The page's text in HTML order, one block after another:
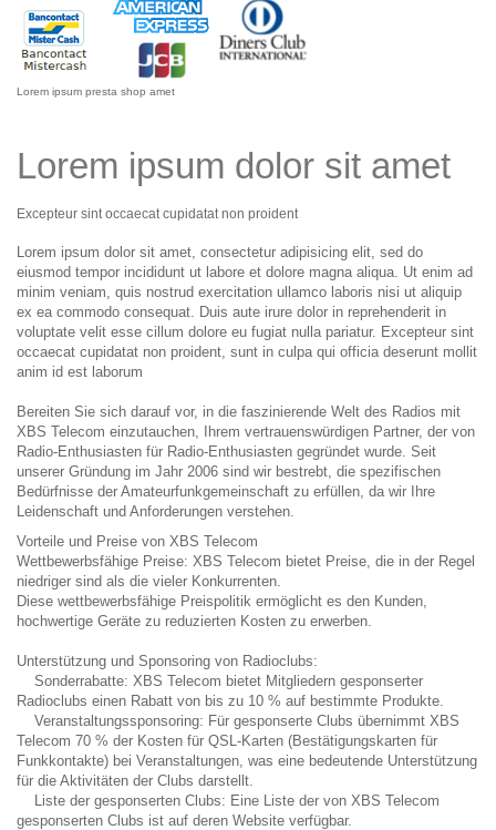
Lorem ipsum presta shop amet
Lorem ipsum dolor sit amet
Excepteur sint occaecat cupidatat non proident
Lorem ipsum dolor sit amet, consectetur adipisicing elit, sed do
eiusmod tempor incididunt ut labore et dolore magna aliqua. Ut enim ad
minim veniam, quis nostrud exercitation ullamco laboris nisi ut aliquip
ex ea commodo consequat. Duis aute irure dolor in reprehenderit in
voluptate velit esse cillum dolore eu fugiat nulla pariatur. Excepteur sint
occaecat cupidatat non proident, sunt in culpa qui officia deserunt mollit
anim id est laborum
Bereiten Sie sich darauf vor, in die faszinierende Welt des Radios mit
XBS Telecom einzutauchen, Ihrem vertrauenswürdigen Partner, der von
Radio-Enthusiasten für Radio-Enthusiasten gegründet wurde. Seit
unserer Gründung im Jahr 2006 sind wir bestrebt, die spezifischen
Bedürfnisse der Amateurfunkgemeinschaft zu erfüllen, da wir Ihre
Leidenschaft und Anforderungen verstehen.
Vorteile und Preise von XBS Telecom
Wettbewerbsfähige Preise: XBS Telecom bietet Preise, die in der Regel
niedriger sind als die vieler Konkurrenten.
Diese wettbewerbsfähige Preispolitik ermöglicht es den Kunden,
hochwertige Geräte zu reduzierten Kosten zu erwerben.
Unterstützung und Sponsoring von Radioclubs:
Sonderrabatte: XBS Telecom bietet Mitgliedern gesponserter
Radioclubs einen Rabatt von bis zu 10 % auf bestimmte Produkte.
Veranstaltungssponsoring: Für gesponserte Clubs übernimmt XBS
Telecom 70 % der Kosten für QSL-Karten (Bestätigungskarten für
Funkkontakte) bei Veranstaltungen, was eine bedeutende Unterstützung
für die Aktivitäten der Clubs darstellt.
Liste der gesponserten Clubs: Eine Liste der von XBS Telecom
gesponserten Clubs ist auf deren Website verfügbar.